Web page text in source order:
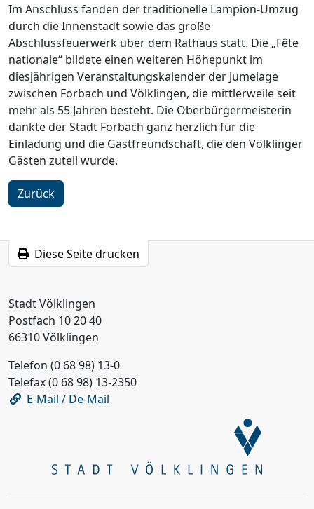
Im Anschluss fanden der traditionelle Lampion-Umzug
durch die Innenstadt sowie das große
Abschlussfeuerwerk über dem Rathaus statt. Die „Fête
nationale“ bildete einen weiteren Höhepunkt im
diesjährigen Veranstaltungskalender der Jumelage
zwischen Forbach und Völklingen, die mittlerweile seit
mehr als 55 Jahren besteht. Die Oberbürgermeisterin
dankte der Stadt Forbach ganz herzlich für die
Einladung und die Gastfreundschaft, die den Völklinger
Gästen zuteil wurde.
Zurück
Diese Seite drucken
Stadt Völklingen
Postfach 10 20 40
66310 Völklingen
Telefon (0 68 98) 13-0
Telefax (0 68 98) 13-2350
E-Mail / De-Mail